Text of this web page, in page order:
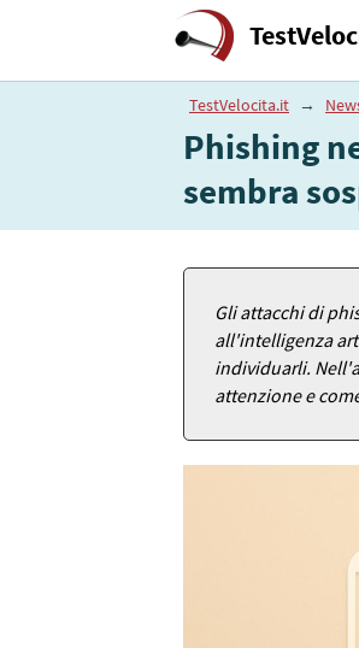
TestVelocita.it →
Phishing
sembra
Gli attacchi di
all'intelligenza
individuarli.
attenzione e